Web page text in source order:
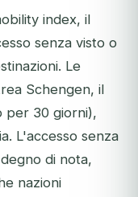
index, il
senza visto o
Le
Schengen, il
per 30 giorni),
L'accesso senza
di nota,
nazioni